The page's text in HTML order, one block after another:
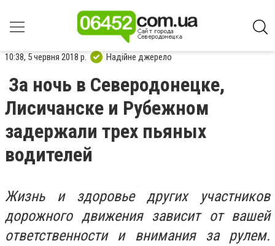
10:38, 5 червня 2018 р. Надійне джерело
За ночь в Северодонецке,
Лисичанске и Рубежном
задержали трех пьяных
водителей
Жизнь и здоровье других участников
дорожного движения зависит от вашей
ответственности и внимания за рулем.